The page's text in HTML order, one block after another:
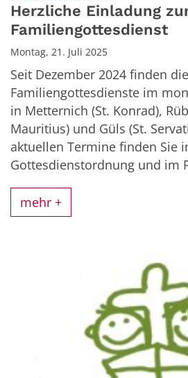
Herzliche Einladung
Familiengottesdienst
Montag, 21. Juli 2025
Seit Dezember 2024 finden die
Familiengottesdienste im
in Metternich (St. Konrad),
Mauritius) und Güls (St.
aktuellen Termine finden Sie
Gottesdienstordnung und im
mehr +